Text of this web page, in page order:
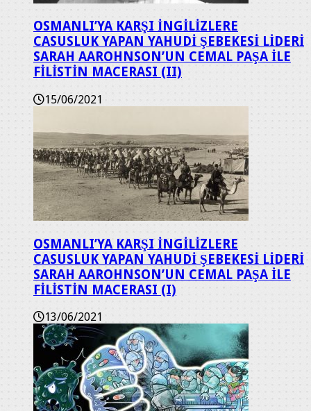
OSMANLI’YA KARŞI İNGİLİZLERE
CASUSLUK YAPAN YAHUDİ ŞEBEKESİ LİDERİ
SARAH AAROHNSON’UN CEMAL PAŞA İLE
FİLİSTİN MACERASI (II)
15/06/2021
OSMANLI’YA KARŞI İNGİLİZLERE
CASUSLUK YAPAN YAHUDİ ŞEBEKESİ LİDERİ
SARAH AAROHNSON’UN CEMAL PAŞA İLE
FİLİSTİN MACERASI (I)
13/06/2021